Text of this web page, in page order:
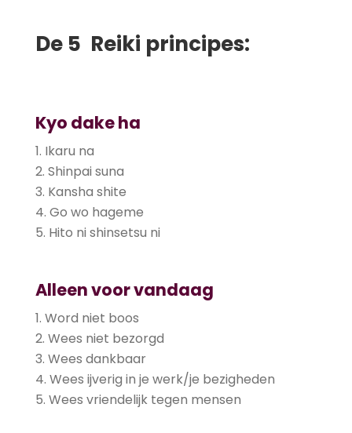
De 5 Reiki principes:
Kyo dake ha
Ikaru na
Shinpai suna
Kansha shite
Go wo hageme
Hito ni shinsetsu ni
Alleen voor vandaag
Word niet boos
Wees niet bezorgd
Wees dankbaar
Wees ijverig in je werk/je bezigheden
Wees vriendelijk tegen mensen